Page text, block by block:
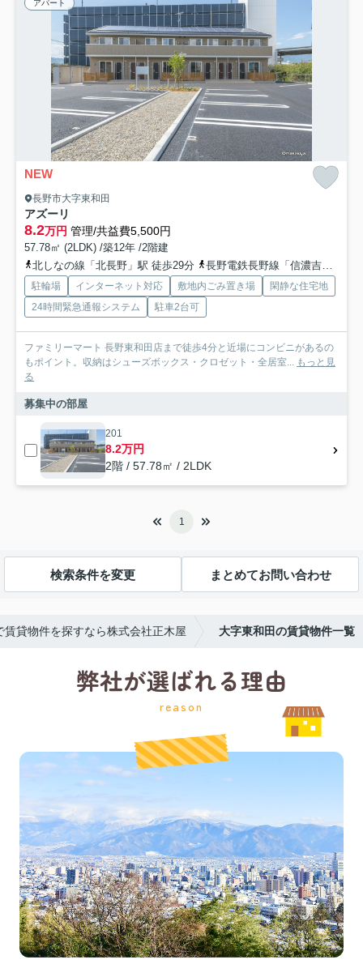
アパート
NEW
長野市大字東和田
アズーリ
8.2万円 管理/共益費5,500円
57.78㎡ (2LDK) /築12年 /2階建
北しなの線「北長野」駅 徒歩29分
長野電鉄長野線「信濃吉田」駅 徒歩31分
駐輪場 インターネット対応 敷地内ごみ置き場
閑静な住宅地
24時間緊急通報システム
駐車2台可
ファミリーマート 長野東和田店まで徒歩4分と近場にコンビニがあるの
もポイント。収納はシューズボックス・クロゼット・全居室... もっと見
る
募集中の部屋
201
8.2万円
2階 / 57.78㎡ / 2LDK
1
検索条件を変更 まとめてお問い合わせ
賃貸物件を探すなら株式会社正木屋 大字東和田の賃貸物件一覧
弊社が選ばれる理由
reason